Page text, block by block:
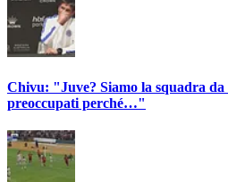
Chivu: "Juve? Siamo la squadra
preoccupati perché…"